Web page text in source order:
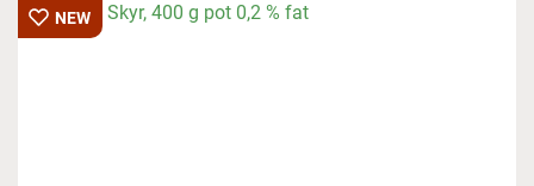
NEW